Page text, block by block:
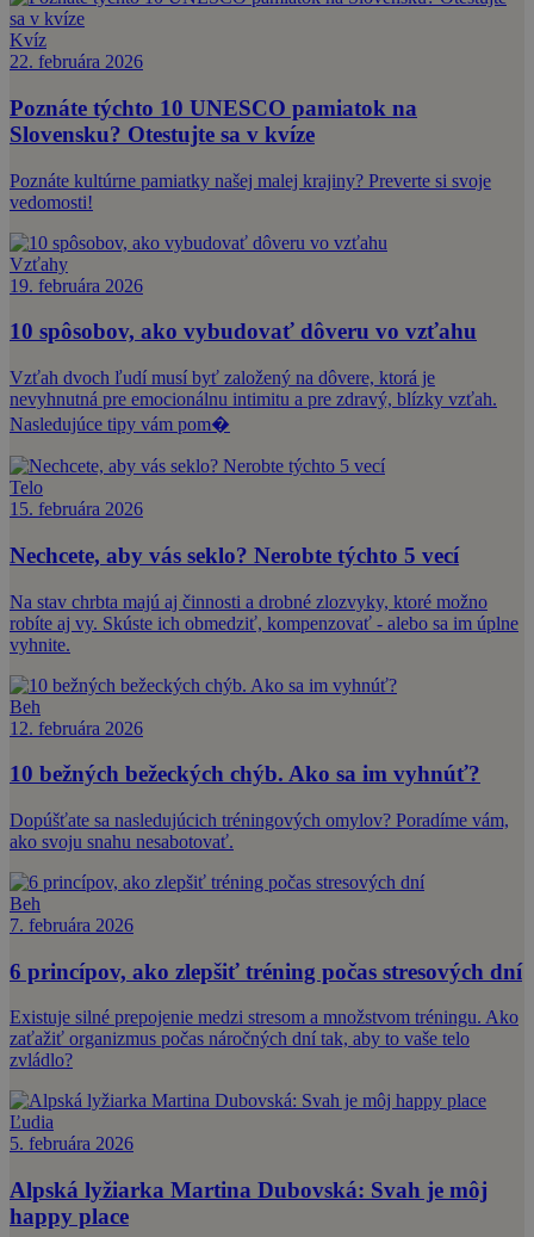
Kvíz
22. februára 2026
Poznáte týchto 10 UNESCO pamiatok na
Slovensku? Otestujte sa v kvíze
Poznáte kultúrne pamiatky našej malej krajiny? Preverte si svoje
vedomosti!
Vzťahy
19. februára 2026
10 spôsobov, ako vybudovať dôveru vo vzťahu
Vzťah dvoch ľudí musí byť založený na dôvere, ktorá je
nevyhnutná pre emocionálnu intimitu a pre zdravý, blízky vzťah.
Nasledujúce tipy vám pom�
Telo
15. februára 2026
Nechcete, aby vás seklo? Nerobte týchto 5 vecí
Na stav chrbta majú aj činnosti a drobné zlozvyky, ktoré možno
robíte aj vy. Skúste ich obmedziť, kompenzovať - alebo sa im úplne
vyhnite.
Beh
12. februára 2026
10 bežných bežeckých chýb. Ako sa im vyhnúť?
Dopúšťate sa nasledujúcich tréningových omylov? Poradíme vám,
ako svoju snahu nesabotovať.
Beh
7. februára 2026
6 princípov, ako zlepšiť tréning počas stresových dní
Existuje silné prepojenie medzi stresom a množstvom tréningu. Ako
zaťažiť organizmus počas náročných dní tak, aby to vaše telo
zvládlo?
Ľudia
5. februára 2026
Alpská lyžiarka Martina Dubovská: Svah je môj
happy place